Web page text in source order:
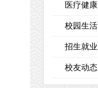
医疗健康
校园生活
招生就业
校友动态